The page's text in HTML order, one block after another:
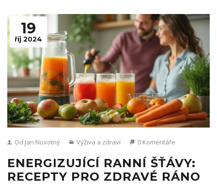
19
říj 2024
Od Jan Novotný Výživa a zdraví 0 Komentáře
ENERGIZUJÍCÍ RANNÍ ŠŤÁVY:
RECEPTY PRO ZDRAVÉ RÁNO